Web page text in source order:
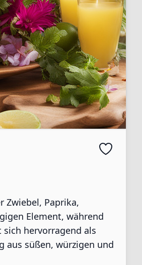
Zwiebel, Paprika,
Element, während
sich hervorragend als
aus süßen, würzigen und